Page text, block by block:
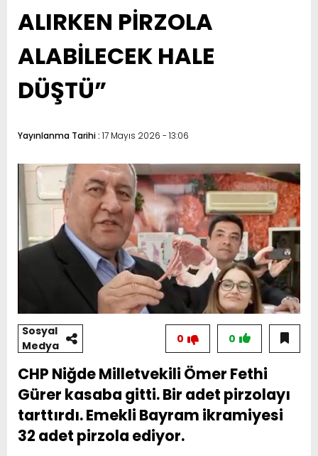
ALIRKEN PİRZOLA
ALABİLECEK HALE
DÜŞTÜ”
Yayınlanma Tarihi : 17 Mayıs 2026 - 13:06
Sosyal
Medya
0
0
CHP Niğde Milletvekili Ömer Fethi
Gürer kasaba gitti. Bir adet pirzolayı
tarttırdı. Emekli Bayram ikramiyesi
32 adet pirzola ediyor.